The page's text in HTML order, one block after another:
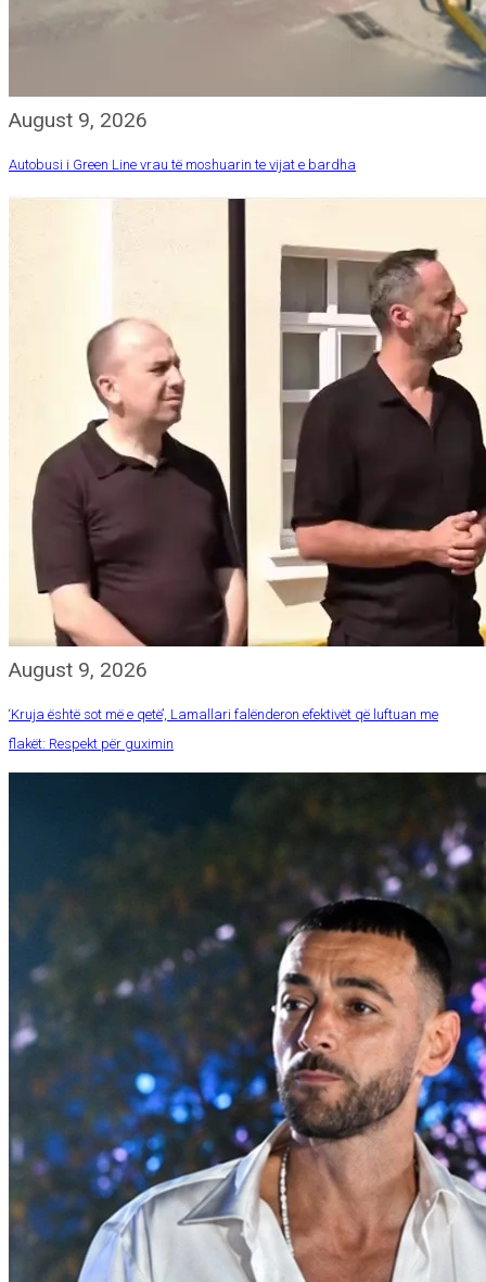
August 9, 2026
Autobusi i Green Line vrau të moshuarin te vijat e bardha
August 9, 2026
‘Kruja është sot më e qetë’, Lamallari falënderon efektivët që luftuan me
flakët: Respekt për guximin